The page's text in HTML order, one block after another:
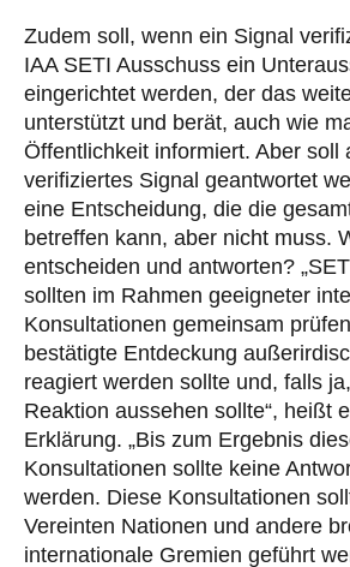
Zudem soll, wenn ein Signal
IAA SETI Ausschuss ein
eingerichtet werden, der das
unterstützt und berät, auch wie
Öffentlichkeit informiert. Aber soll
verifiziertes Signal geantwortet
eine Entscheidung, die die
betreffen kann, aber nicht muss.
entscheiden und antworten?
sollten im Rahmen geeigneter
Konsultationen gemeinsam
bestätigte Entdeckung
reagiert werden sollte und, falls
Reaktion aussehen sollte“, heißt
Erklärung. „Bis zum Ergebnis
Konsultationen sollte keine
werden. Diese Konsultationen
Vereinten Nationen und andere
internationale Gremien geführt